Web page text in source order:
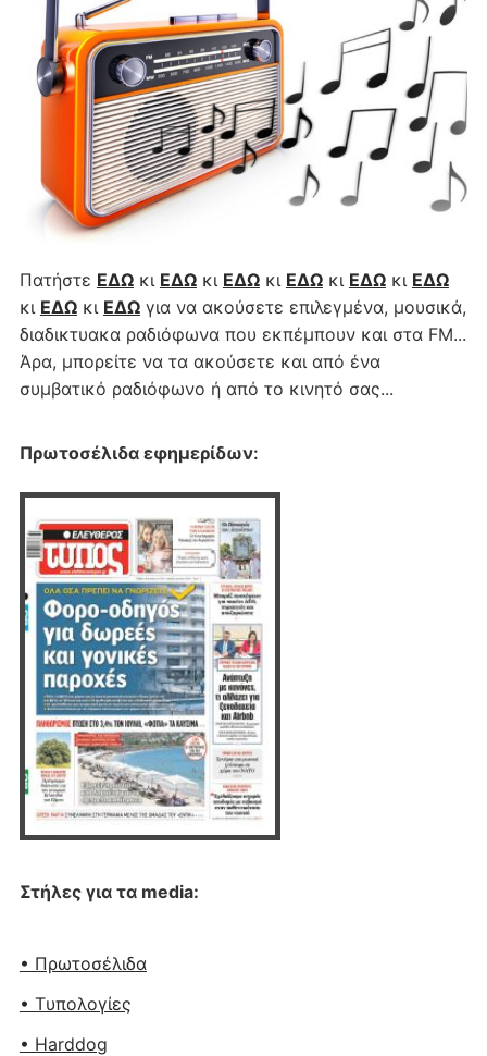
Πατήστε ΕΔΩκι ΕΔΩκι ΕΔΩκι ΕΔΩκι ΕΔΩκι ΕΔΩ
κι ΕΔΩκι ΕΔΩγια να ακούσετε επιλεγμένα, μουσικά,
διαδικτυακα ραδιόφωνα που εκπέμπουν και στα FM...
Άρα, μπορείτε να τα ακούσετε και από ένα
συμβατικό ραδιόφωνο ή από το κινητό σας...
Πρωτοσέλιδα εφημερίδων:
Στήλες για τα media:
• Πρωτοσέλιδα
• Tυπολογίες
• Harddog